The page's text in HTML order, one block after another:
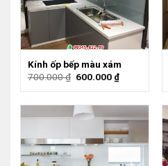
Kính ốp bếp màu xám
700.000₫ 600.000 ₫